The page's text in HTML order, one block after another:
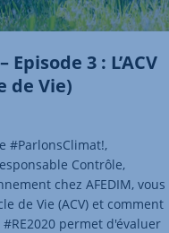
3 : L’ACV
de Vie)
#ParlonsClimat!,
Contrôle,
chez AFEDIM, vous
de Vie (ACV) et comment
permet d'évaluer